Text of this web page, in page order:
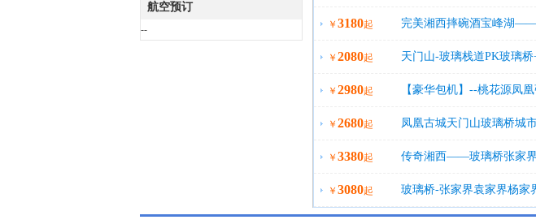
航空预订
-- ￥ 3180起 完美湘西摔碗酒宝峰湖
￥ 2080起 天门山-玻璃栈道PK玻璃
￥ 2980起 【豪华包机】--桃花源凤
￥ 2680起 凤凰古城天门山玻璃桥城
￥ 3380起 传奇湘西——玻璃桥张家
￥ 3080起 玻璃桥-张家界袁家界杨家